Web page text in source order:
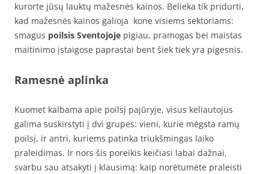
kurorte jūsų lauktų mažesnės kainos. Belieka tik pridurti,
kad mažesnės kainos galioja kone visiems sektoriams:
smagus poilsis Sventojoje pigiau, pramogas bei maistas
maitinimo įstaigose paprastai bent šiek tiek yra pigesnis.
Ramesnė aplinka
Kuomet kalbama apie poilsį pajūryje, visus keliautojus
galima suskirstyti į dvi grupes: vieni, kurie mėgsta ramų
poilsį, ir antri, kuriems patinka triukšmingas laiko
praleidimas. Ir nors šis poreikis keičiasi labai dažnai,
svarbu sau atsakyti į klausimą: kaip norėtumėte praleisti